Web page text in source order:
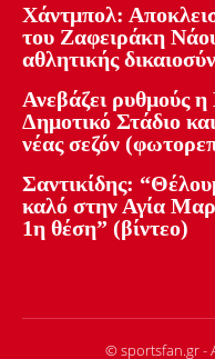
Χάντμπολ:
του Ζαφειράκη
αθλητικής
Ανεβάζει ρυθμούς
Δημοτικό Στάδιο
νέας σεζόν
Σαντικίδης:
καλό στην Αγία
1η θέση” (βίντεο)
© sportsfan.gr -